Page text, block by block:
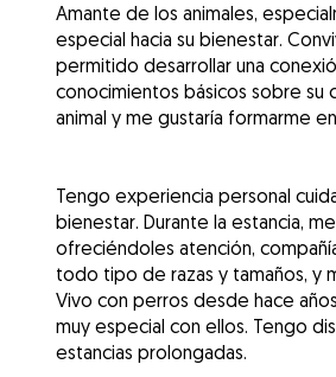
Amante de los animales,
especial hacia su bienestar.
permitido desarrollar una
conocimientos básicos sobre su
animal y me gustaría formarme
Tengo experiencia personal
bienestar. Durante la estancia,
ofreciéndoles atención,
todo tipo de razas y tamaños, y
Vivo con perros desde hace
muy especial con ellos. Tengo
estancias prolongadas.